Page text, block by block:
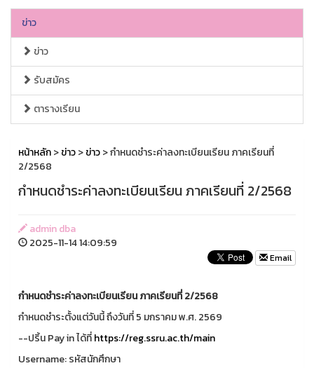
ข่าว
ข่าว
รับสมัคร
ตารางเรียน
หน้าหลัก>ข่าว>ข่าว> กำหนดชำระค่าลงทะเบียนเรียน ภาคเรียนที่
2/2568
กำหนดชำระค่าลงทะเบียนเรียน ภาคเรียนที่ 2/2568
admin dba
2025-11-14 14:09:59
Email
กำหนดชำระค่าลงทะเบียนเรียน ภาคเรียนที่ 2/2568
กำหนดชำระตั้งแต่วันนี้ ถึงวันที่ 5 มกราคม พ.ศ. 2569
--ปริ้น Pay in ได้ที่https://reg.ssru.ac.th/main
Username: รหัสนักศึกษา